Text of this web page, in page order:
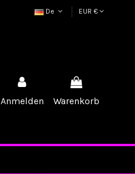
De EUR €
Anmelden Warenkorb